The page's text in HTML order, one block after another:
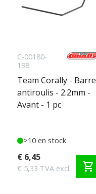
C-00180-
198
Team Corally - Barre
antiroulis - 2.2mm -
Avant - 1 pc
>10 en stock
€ 6,45
€ 5,33 TVA excl. shopping_cart